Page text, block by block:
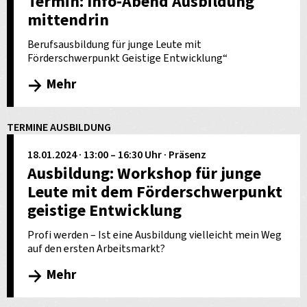
mittendrin
Berufsausbildung für junge Leute mit
Förderschwerpunkt Geistige Entwicklung“
Mehr
TERMINE AUSBILDUNG
18.01.2024 · 13:00 – 16:30 Uhr · Präsenz
Ausbildung: Workshop für junge
Leute mit dem Förderschwerpunkt
geistige Entwicklung
Profi werden – Ist eine Ausbildung vielleicht mein Weg
auf den ersten Arbeitsmarkt?
Mehr